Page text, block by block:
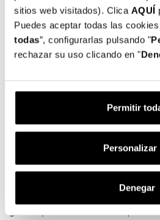
sitios web visitados). Clica AQUÍ
Puedes aceptar todas las cookies
todas”, configurarlas pulsando "
rechazar su uso clicando en "
Permitir
Personalizar
Denegar
Personalizza qui la
Le fantasie più
per la tua cover, abbiamo pensato
Marvel, DC Comics, Harry Potter,
Rubia , Mahou
Proteggi il tuo
Sappiamo già che sui telefoni